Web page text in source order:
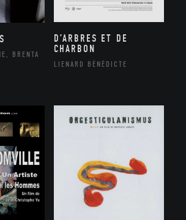
BRENTA
D’ARBRES ET DE
CHARBON
LIENARD BÉNÉDICTE